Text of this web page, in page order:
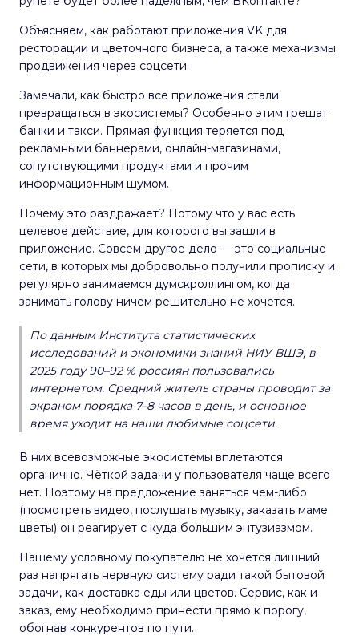
Объясняем, как работают приложения VK для
ресторации и цветочного бизнеса, а также механизмы
продвижения через соцсети.
Замечали, как быстро все приложения стали
превращаться в экосистемы? Особенно этим грешат
банки и такси. Прямая функция теряется под
рекламными баннерами, онлайн-магазинами,
сопутствующими продуктами и прочим
информационным шумом.
Почему это раздражает? Потому что у вас есть
целевое действие, для которого вы зашли в
приложение. Совсем другое дело — это социальные
сети, в которых мы добровольно получили прописку и
регулярно занимаемся думскроллингом, когда
занимать голову ничем решительно не хочется.
По данным Института статистических
исследований и экономики знаний НИУ ВШЭ, в
2025 году 90–92 % россиян пользовались
интернетом. Средний житель страны проводит за
экраном порядка 7–8 часов в день, и основное
время уходит на наши любимые соцсети.
В них всевозможные экосистемы вплетаются
органично. Чёткой задачи у пользователя чаще всего
нет. Поэтому на предложение заняться чем-либо
(посмотреть видео, послушать музыку, заказать маме
цветы) он реагирует с куда большим энтузиазмом.
Нашему условному покупателю не хочется лишний
раз напрягать нервную систему ради такой бытовой
задачи, как доставка еды или цветов. Сервис, как и
заказ, ему необходимо принести прямо к порогу,
обогнав конкурентов по пути.